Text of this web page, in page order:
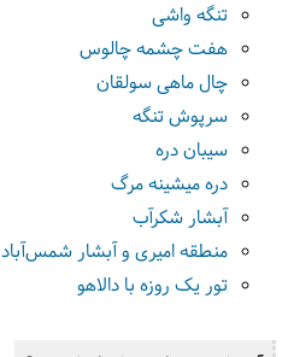
تنگه واشی
هفت چشمه چالوس
چال ماهی سولقان
سرپوش تنگه
سیبان دره
دره میشینه مرگ
آبشار شکرآب
منطقه امیری و آبشار شمس‌آباد
تور یک روزه با دالاهو